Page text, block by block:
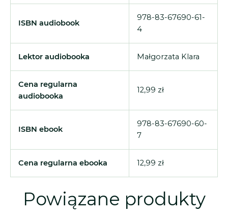
ISBN audiobook
978-83-67690-61-
4
Lektor audiobooka Małgorzata Klara
Cena regularna
audiobooka
12,99 zł
ISBN ebook
978-83-67690-60-
7
Cena regularna ebooka 12,99 zł
Powiązane produkty